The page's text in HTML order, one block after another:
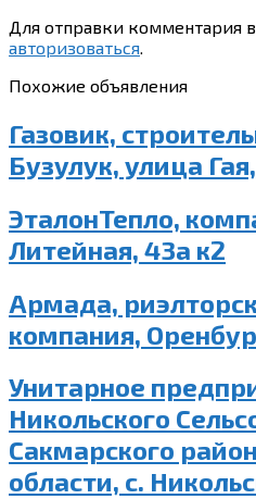
Для отправки комментария
авторизоваться.
Похожие объявления
Газовик,
Бузулук, улица
ЭталонТепло,
Литейная, 43а к2
Армада,
компания,
Унитарное
Никольского
Сакмарского
области, с.